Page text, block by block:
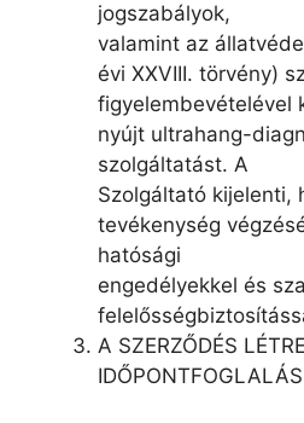
jogszabályok,
valamint az
évi XXVIII. törvény)
figyelembevételével
nyújt ultrahang-
szolgáltatást. A
Szolgáltató kijelenti,
tevékenység
hatósági
engedélyekkel és
A SZERZŐDÉS
IDŐPONTFOGLALÁS